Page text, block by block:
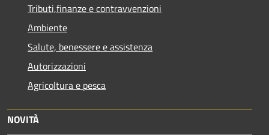
Tributi,finanze e contravvenzioni
Ambiente
Salute, benessere e assistenza
Autorizzazioni
Agricoltura e pesca
NOVITÀ